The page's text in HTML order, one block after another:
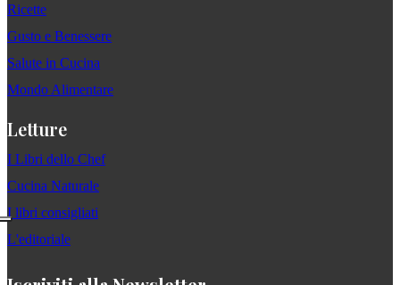
Ricette
Gusto e Benessere
Salute in Cucina
Mondo Alimentare
Letture
I Libri dello Chef
Cucina Naturale
I libri consigliati
L'editoriale